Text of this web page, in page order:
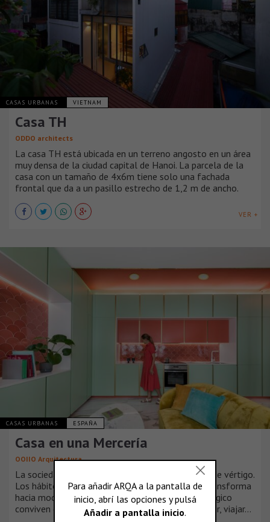
CASAS URBANAS VIETNAM
Casa TH
ODDO architects
La casa TH está ubicada en un terreno angosto en un área
muy densa de la ciudad capital de Hanoi. La parcela de la
casa con un tamaño de 4x6m tiene solo una fachada
frontal que da a un pasillo estrecho de 1,2 m de ancho.
VER +
CASAS URBANAS ESPAÑA
Casa en una Mercería
OOIIO Arquitectura
La sociedad está evolucionando a una velocidad de vértigo.
Los hábitos cambian, nuestra forma de vida se transforma
hacia modelos híbridos donde lo digital y lo analógico
conviven creando nuevas maneras de comprar, vivir, viajar…